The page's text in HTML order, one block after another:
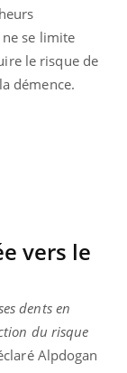
se limite
le risque de
démence.
vers le
dents en
du risque
Alpdogan